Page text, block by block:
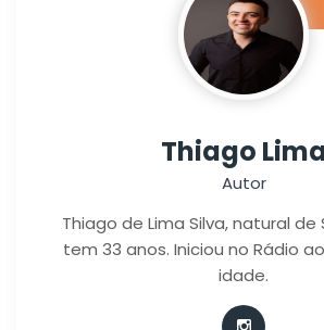
Thiago
Autor
Thiago de Lima Silva, natural de
tem 33 anos. Iniciou no Rádio
idade.